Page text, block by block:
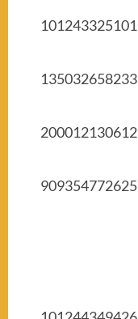
101243325101
135032658233
200012130612
909354772625